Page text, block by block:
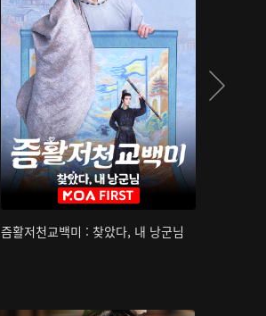
즘활저천교백미 : 찾았다, 내 낭군님